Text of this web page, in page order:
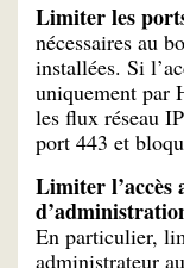
Limiter les
nécessaires au
installées. Si
uniquement par
les flux réseau
port 443 et
Limiter l’accès
En particulier,
administrateur